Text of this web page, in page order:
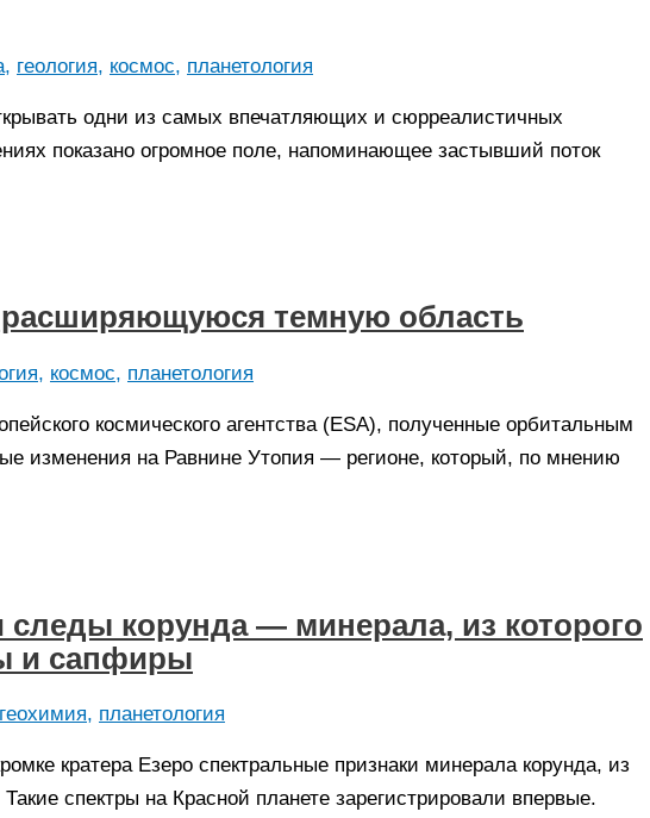
, геология, космос, планетология
одни из самых впечатляющих и сюрреалистичных
показано огромное поле, напоминающее застывший поток
темную область
, космос, планетология
космического агентства (ESA), полученные орбитальным
изменения на Равнине Утопия — регионе, который, по мнению
корунда — минерала, из которого
и сапфиры
геохимия, планетология
кратера Езеро спектральные признаки минерала корунда, из
спектры на Красной планете зарегистрировали впервые.